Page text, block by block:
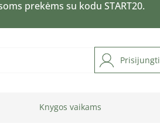
prekėms su kodu START20.
Prisijungti
Knygos vaikams